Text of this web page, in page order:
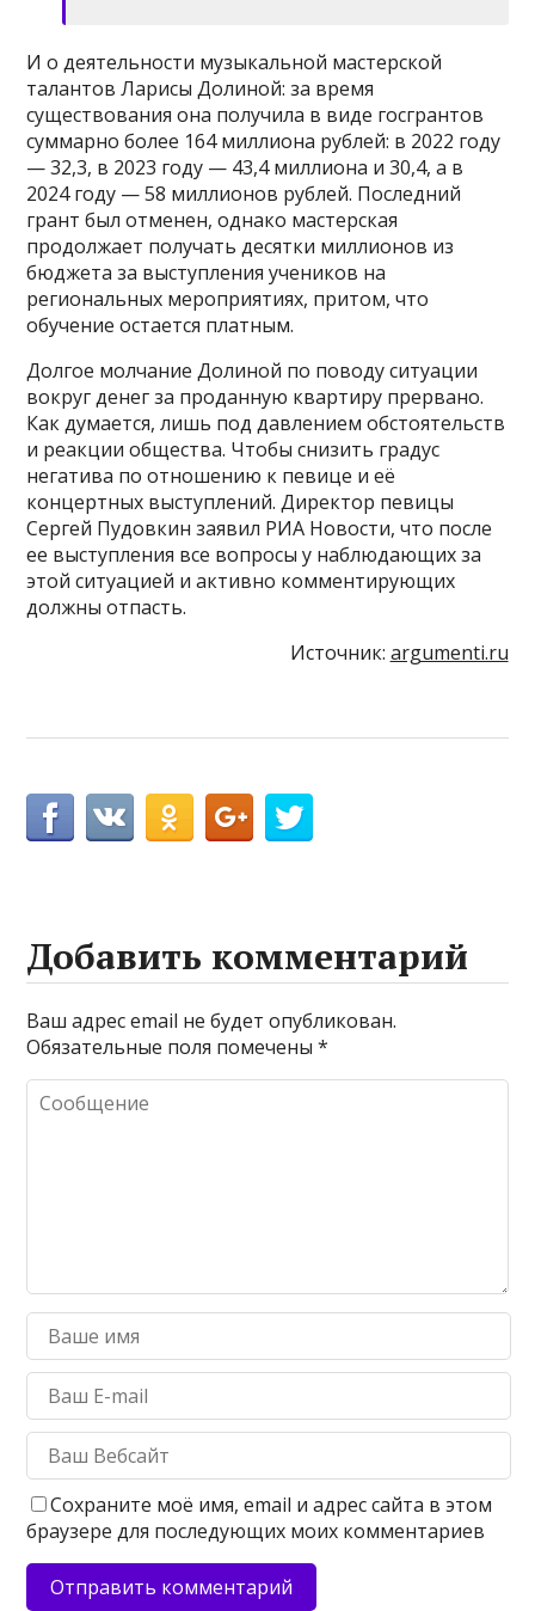
И о деятельности музыкальной мастерской
талантов Ларисы Долиной: за время
существования она получила в виде госгрантов
суммарно более 164 миллиона рублей: в 2022 году
— 32,3, в 2023 году — 43,4 миллиона и 30,4, а в
2024 году — 58 миллионов рублей. Последний
грант был отменен, однако мастерская
продолжает получать десятки миллионов из
бюджета за выступления учеников на
региональных мероприятиях, притом, что
обучение остается платным.
Долгое молчание Долиной по поводу ситуации
вокруг денег за проданную квартиру прервано.
Как думается, лишь под давлением обстоятельств
и реакции общества. Чтобы снизить градус
негатива по отношению к певице и её
концертных выступлений. Директор певицы
Сергей Пудовкин заявил РИА Новости, что после
ее выступления все вопросы у наблюдающих за
этой ситуацией и активно комментирующих
должны отпасть.
Источник: argumenti.ru
Добавить комментарий
Ваш адрес email не будет опубликован.
Обязательные поля помечены*
Сохраните моё имя, email и адрес сайта в этом
браузере для последующих моих комментариев